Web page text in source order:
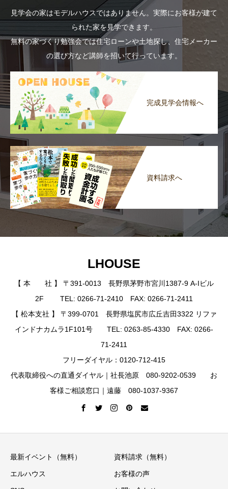
見学会の家はモデルハウスではありません。実際にお客様が建て
られた家を見学できます。
無料の家づくり勉強会では住宅ローンや土地探し、住宅メーカー
の選び方など講師を招いて行っています。
完成見学会情報へ
資料請求へ
LHOUSE
【 本 社 】 〒391-0013 長野県茅野市宮川1387-9 A-Iビル
2F TEL: 0266-71-2410 FAX: 0266-71-2411
【 松本支社 】 〒399-0701 長野県塩尻市広丘吉田3322 リファ
インドナカムラ1F101号 TEL: 0263-85-4330 FAX: 0266-
71-2411
フリーダイヤル：0120-712-415
代表取締役への直通ダイヤル｜社長池原 080-9202-0539 お
客様ご相談窓口｜遠藤 080-1037-9367
最新イベント（無料） 資料請求（無料）
エルハウス お客様の声